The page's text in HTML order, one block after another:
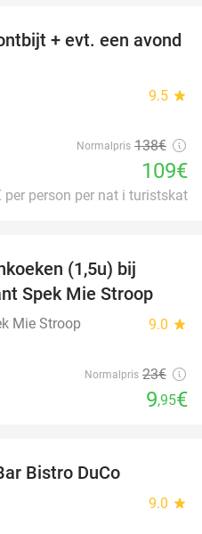
21%
+ evt. een avond
9.5 star
Normalpris 138€
109€
per person per nat i turistskat
(1,5u) bij
Spek Mie Stroop
Mie Stroop 9.0 star
Normalpris 23€
9,95€
Bistro DuCo
9.0 star